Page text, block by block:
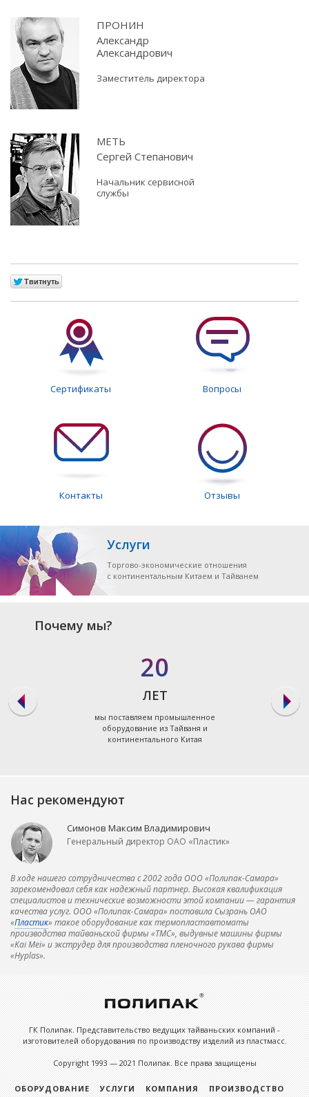
ПРОНИН
Александр
Александрович
Заместитель директора
МЕТЬ
Сергей Степанович
Начальник сервисной
службы
Сертификаты Вопросы
Контакты Отзывы
Услуги
Торгово-экономические отношения
с континентальным Китаем и Тайванем
Почему мы?
20
ЛЕТ
мы поставляем промышленное
оборудование из Тайваня и
континентального Китая
Нас рекомендуют
Симонов Максим Владимирович
Генеральный директор ОАО «Пластик»
В ходе нашего сотрудничества с 2002 года ООО «Полипак-Самара»
зарекомендовал себя как надежный партнер. Высокая квалификация
специалистов и технические возможности этой компании — гарантия
качества услуг. ООО «Полипак-Самара» поставила Сызрань ОАО
«Пластик» такое оборудование как термопластавтоматы
производства тайваньской фирмы «ТМС», выдувные машины фирмы
«Kai Mei» и экструдер для производства пленочного рукава фирмы
«Hyplas».
ГК Полипак. Представительство ведущих тайваньских компаний -
изготовителей оборудования по производству изделий из пластмасс.
Copyright 1993 — 2021 Полипак. Все права защищены
ОБОРУДОВАНИЕ УСЛУГИ КОМПАНИЯ ПРОИЗВОДСТВО